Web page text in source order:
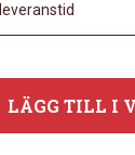
LÄGG TILL I